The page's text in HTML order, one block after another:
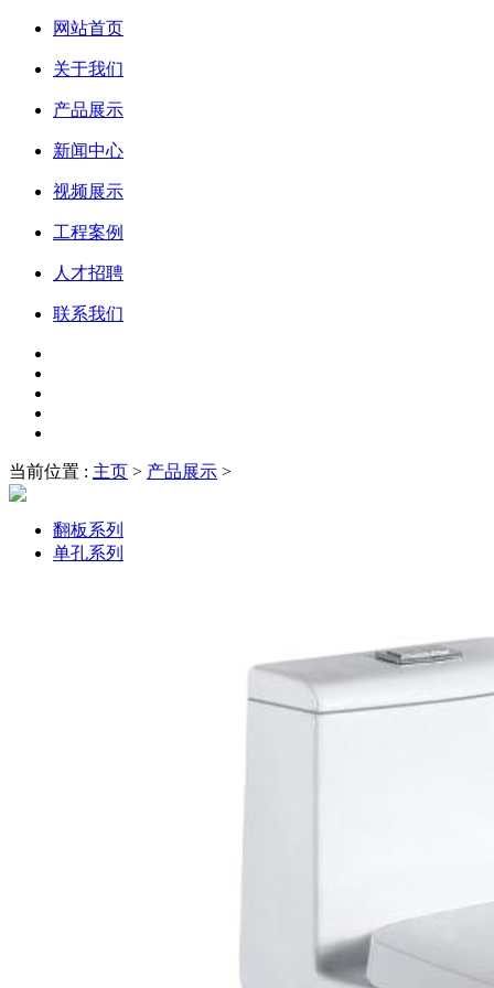
网站首页
关于我们
产品展示
新闻中心
视频展示
工程案例
人才招聘
联系我们
当前位置 : 主页 > 产品展示 >
翻板系列
单孔系列